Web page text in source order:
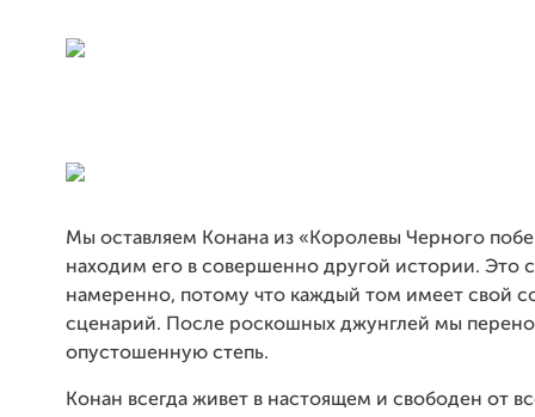
Мы оставляем Конана из «Королевы Черного
находим его в совершенно другой истории. Это
намеренно, потому что каждый том имеет свой
сценарий. После роскошных джунглей мы
опустошенную степь.
Конан всегда живет в настоящем и свободен от